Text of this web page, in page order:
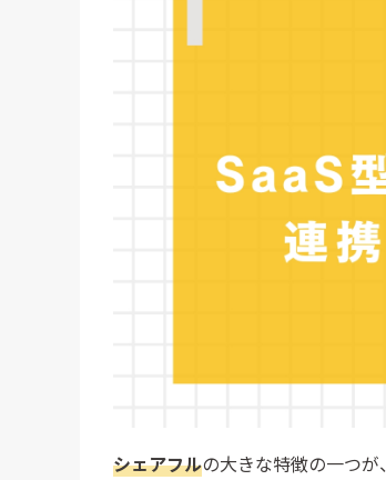
シェアフルに求人掲載をする
シェアフル導入がおすすめ
まとめ｜シェアフルなら
シェアフルの大きな特徴の一つが